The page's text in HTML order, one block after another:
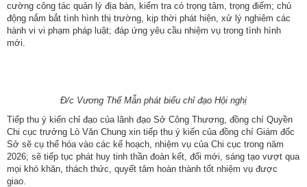
cường công tác quản lý địa bàn, kiểm tra có trọng tâm, trọng điểm; chủ
động nắm bắt tình hình thị trường, kịp thời phát hiện, xử lý nghiêm các
hành vi vi phạm pháp luật; đáp ứng yêu cầu nhiệm vụ trong tình hình
mới.
Đ/c Vương Thế Mẫn phát biểu chỉ đạo Hội nghị
Tiếp thu ý kiến chỉ đạo của lãnh đạo Sở Công Thương, đồng chí Quyền
Chi cục trưởng Lò Văn Chung xin tiếp thu ý kiến của đồng chí Giám đốc
Sở sẽ cụ thể hóa vào các kế hoạch, nhiệm vụ của Chi cục trong năm
2026; sẽ tiếp tục phát huy tinh thần đoàn kết, đổi mới, sáng tạo vượt qua
mọi khó khăn, thách thức, quyết tâm hoàn thành tốt nhiệm vụ được
giao.
Số:1792/KH-SCT
Tên:(Kế hoạch thực hiện Nghị quyết số 57-NQ/TW, ngày
22/12/2024 của Bộ Chính trị về đột phá phát triển khoa học,
công nghệ, đổi mới sáng tạo và chuyển đổi số quốc gia năm